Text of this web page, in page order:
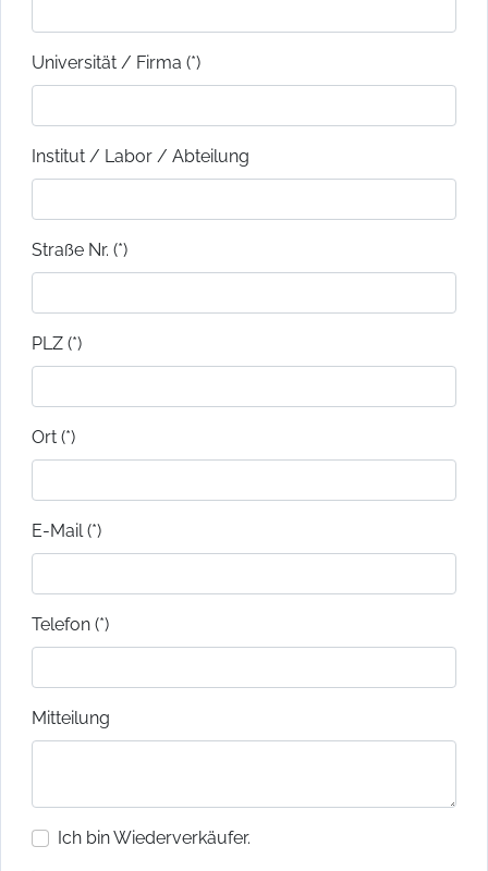
Universität / Firma (*)
Institut / Labor / Abteilung
Straße Nr. (*)
PLZ (*)
Ort (*)
E-Mail (*)
Telefon (*)
Mitteilung
Ich bin Wiederverkäufer.